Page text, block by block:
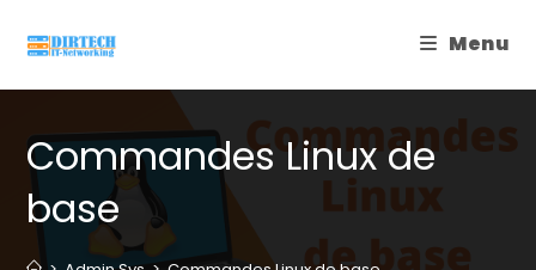
Menu
Commandes Linux de
base